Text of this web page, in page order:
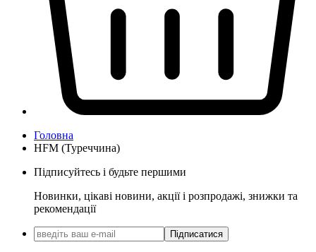
Головна
HFM (Туреччина)
Підписуйтесь і будьте першими
Новинки, цікаві новини, акції і розпродажі, знижки та
рекомендації
Підписатися